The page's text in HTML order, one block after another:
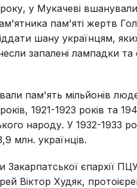
у Мукачеві
пам'яті жертв
шану українцям,
запалені лампадки та
пам'ять мільйонів
1921-1923 років та
народу. У 1932-1933
млн. українців.
Закарпатської єпархії
Віктор Худяк,